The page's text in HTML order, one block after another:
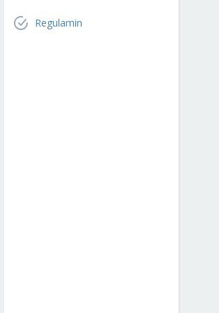
Regulamin